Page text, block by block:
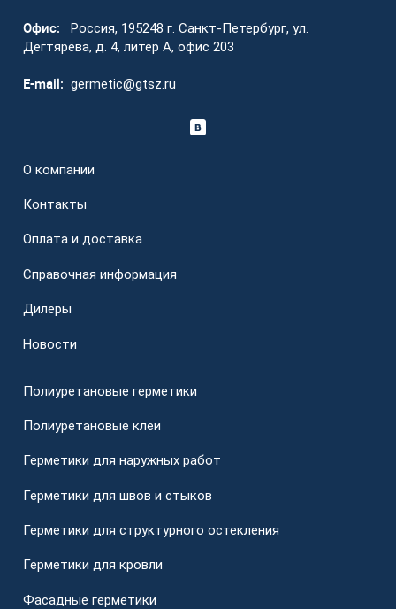
Офис:
Россия, 195248 г. Санкт-Петербург, ул.
Дегтярёва, д. 4, литер А, офис 203
E-mail: germetic@gtsz.ru
О компании
Контакты
Оплата и доставка
Справочная информация
Дилеры
Новости
Полиуретановые герметики
Полиуретановые клеи
Герметики для наружных работ
Герметики для швов и стыков
Герметики для структурного остекления
Герметики для кровли
Фасадные герметики